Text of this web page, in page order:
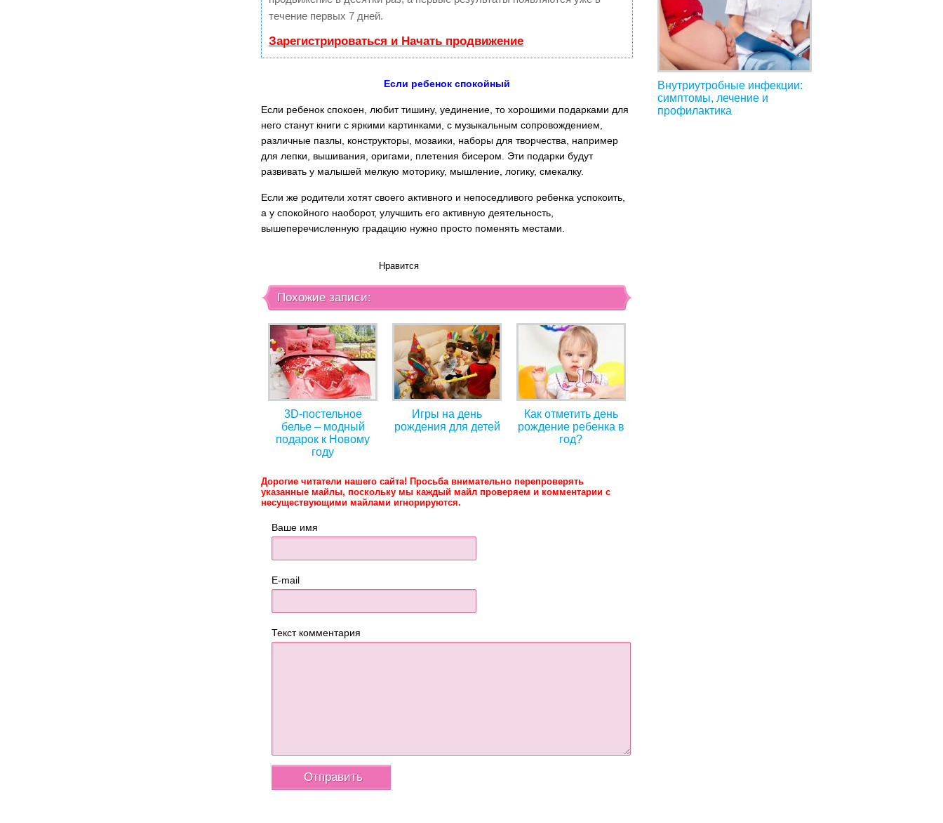
течение первых 7 дней.
Зарегистрироваться и Начать продвижение
Если ребенок спокойный
Если ребенок спокоен, любит тишину, уединение, то хорошими подарками для
него станут книги с яркими картинками, с музыкальным сопровождением,
различные пазлы, конструкторы, мозаики, наборы для творчества, например
для лепки, вышивания, оригами, плетения бисером. Эти подарки будут
развивать у малышей мелкую моторику, мышление, логику, смекалку.
Если же родители хотят своего активного и непоседливого ребенка успокоить,
а у спокойного наоборот, улучшить его активную деятельность,
вышеперечисленную градацию нужно просто поменять местами.
Нравится
Похожие записи:
3D-постельное
белье – модный
подарок к Новому
году
Игры на день
рождения для детей
Как отметить день
рождение ребенка в
год?
Дорогие читатели нашего сайта! Просьба внимательно перепроверять
указанные майлы, поскольку мы каждый майл проверяем и комментарии с
несуществующими майлами игнорируются.
Ваше имя
E-mail
Текст комментария
Внутриутробные инфекции:
симптомы, лечение и
профилактика